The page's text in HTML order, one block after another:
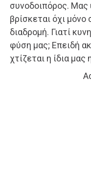
συνοδοιπόρος. Μας
βρίσκεται όχι
διαδρομή. Γιατί
φύση μας; Επειδή
χτίζεται η ίδια